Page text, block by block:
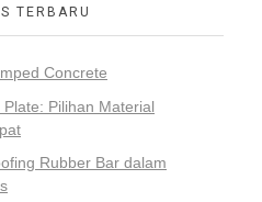
TERBARU
Concrete
Pilihan Material
Rubber Bar dalam